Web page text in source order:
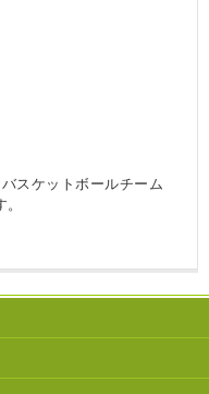
スケットボールチーム